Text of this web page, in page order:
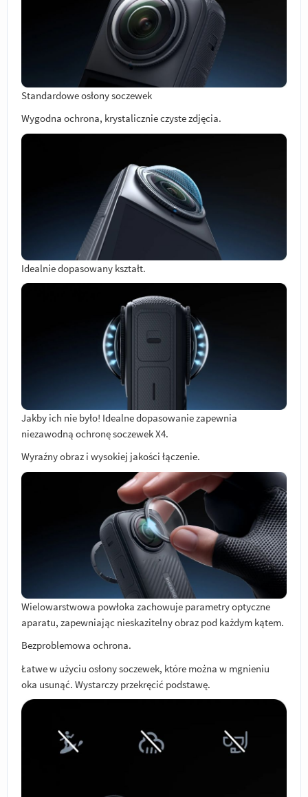
Standardowe osłony soczewek
Wygodna ochrona, krystalicznie czyste zdjęcia.
Idealnie dopasowany kształt.
Jakby ich nie było! Idealne dopasowanie zapewnia
niezawodną ochronę soczewek X4.
Wyraźny obraz i wysokiej jakości łączenie.
Wielowarstwowa powłoka zachowuje parametry optyczne
aparatu, zapewniając nieskazitelny obraz pod każdym kątem.
Bezproblemowa ochrona.
Łatwe w użyciu osłony soczewek, które można w mgnieniu
oka usunąć. Wystarczy przekręcić podstawę.